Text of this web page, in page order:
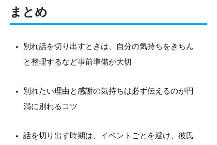
まとめ
別れ話を切り出すときは、自分の気持ちをきちん
と整理するなど事前準備が大切
別れたい理由と感謝の気持ちは必ず伝えるのが円
満に別れるコツ
話を切り出す時期は、イベントごとを避け、彼氏